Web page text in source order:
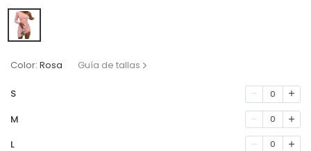
Color: Rosa Guía de tallas
S 0
M 0
L 0